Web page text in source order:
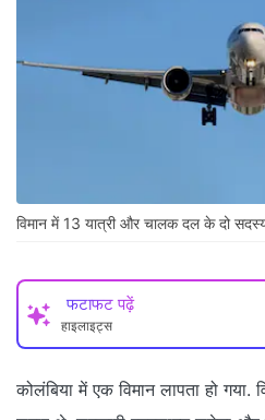
विमान में 13 यात्री और चालक दल के दो
फटाफट पढ़ें
हाइलाइट्स
कोलंबिया में एक विमान लापता हो